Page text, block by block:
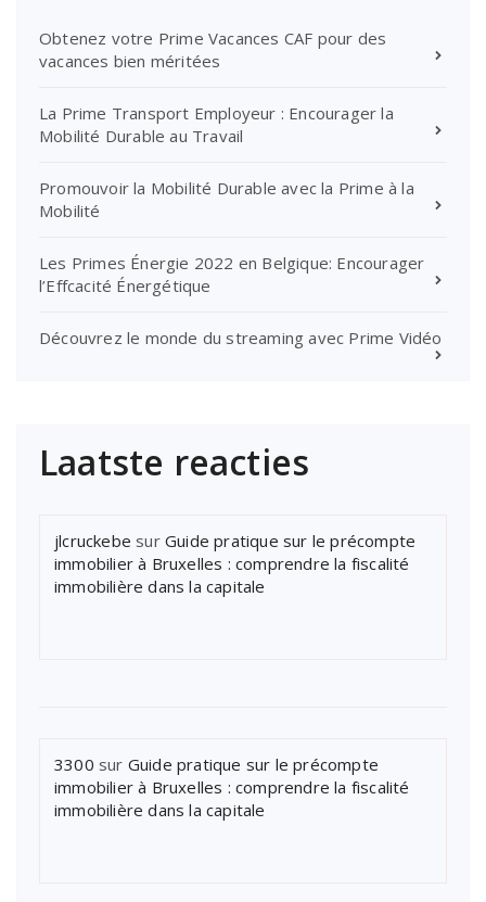
Obtenez votre Prime Vacances CAF pour des
vacances bien méritées
La Prime Transport Employeur : Encourager la
Mobilité Durable au Travail
Promouvoir la Mobilité Durable avec la Prime à la
Mobilité
Les Primes Énergie 2022 en Belgique: Encourager
l’Effcacité Énergétique
Découvrez le monde du streaming avec Prime Vidéo
Laatste reacties
jlcruckebe sur Guide pratique sur le précompte
immobilier à Bruxelles : comprendre la fiscalité
immobilière dans la capitale
3300 sur Guide pratique sur le précompte
immobilier à Bruxelles : comprendre la fiscalité
immobilière dans la capitale